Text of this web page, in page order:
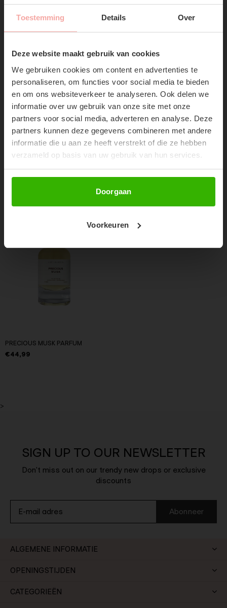
Toestemming Details Over
Deze website maakt gebruik van cookies
We gebruiken cookies om content en advertenties te
personaliseren, om functies voor social media te bieden
en om ons websiteverkeer te analyseren. Ook delen we
informatie over uw gebruik van onze site met onze
partners voor social media, adverteren en analyse. Deze
partners kunnen deze gegevens combineren met andere
informatie die u aan ze heeft verstrekt of die ze hebben
verzameld op basis van uw gebruik van hun services.
Doorgaan
Voorkeuren
SUBSCRIBE NOW & GET
10% OFF YOUR FIRST
ORDER!
Don't miss out on our trendy new drops or exclusive
Gratis verzending Vanaf €75,-
Verzenden & Retourneren
RECENTE ARTIKELEN
PRECIOUS MUSK PARFUM
€44,99
>
SIGN UP TO OUR NEWSLETTER
Don't miss out on our trendy new drops or exclusive
discounts
Abonneer
ALGEMENE INFORMATIE
OPENINGSTIJDEN
CATEGORIEËN